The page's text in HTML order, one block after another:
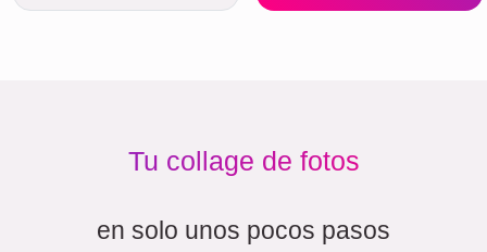
Tu collage de fotos
en solo unos pocos pasos